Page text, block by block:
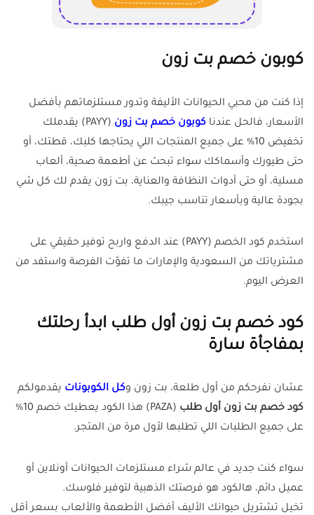
كوبون خصم بت زون
إذا كنت من محبي الحيوانات الأليفة وتدور مستلزماتهم بأفضل
الأسعار، فالحل عندنا كوبون خصم بت زون
(PAYY) يقدملك
تخفيض 10% على جميع المنتجات اللي يحتاجها كلبك، قطتك، أو
حتى طيورك وأسماكك سواء تبحث عن أطعمة صحية، ألعاب
مسلية، أو حتى أدوات النظافة والعناية، بت زون يقدم لك كل شي
بجودة عالية وبأسعار تناسب جيبك.
استخدم كود الخصم (PAYY) عند الدفع واربح توفير حقيقي على
مشترياتك من السعودية والإمارات ما تفوّت الفرصة واستفد من
العرض اليوم.
كود خصم بت زون أول طلب ابدأ رحلتك
بمفاجأة سارة
عشان نفرحكم من أول طلعة، بت زون وكل الكوبونات يقدمولكم
كود خصم بت زون أول طلب
(PAZA) هذا الكود يعطيك خصم 10%
على جميع الطلبات اللي تطلبها لأول مرة من المتجر.
سواء كنت جديد في عالم شراء مستلزمات الحيوانات أونلاين أو
عميل دائم، هالكود هو فرصتك الذهبية لتوفير فلوسك.
تخيل تشتريل حيوانك الأليف أفضل الأطعمة والألعاب بسعر أقل